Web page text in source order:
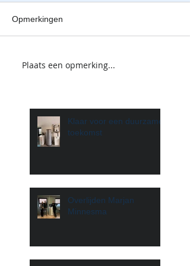
Opmerkingen
Plaats een opmerking...
Klaar voor een duurzame
toekomst
Overlijden Marjan
Minnesma